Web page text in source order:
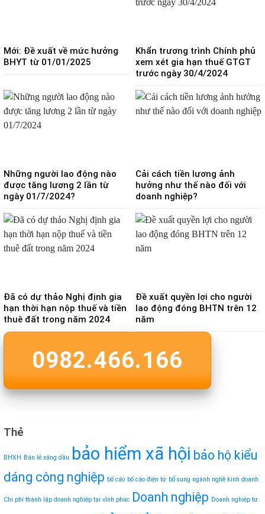
Mới: Đề xuất về mức hưởng
BHYT từ 01/01/2025
Khẩn trương trình Chính phủ
xem xét gia hạn thuế GTGT
trước ngày 30/4/2024
Những người lao động nào
được tăng lương 2 lần từ
ngày 01/7/2024?
Cải cách tiền lương ảnh
hưởng như thế nào đối với
doanh nghiệp?
Đã có dự thảo Nghị định gia
hạn thời hạn nộp thuế và tiền
thuê đất trong năm 2024
Đề xuất quyền lợi cho người
lao động đóng BHTN trên 12
năm
0982.466.166
Thẻ
BHXH Bán lẻ xăng dầu bảo hiểm xã hội bảo hộ kiểu
dáng công nghiệp bố cáo bố cáo điện tử bổ sung ngành nghề kinh doanh
Chi phí thành lập doanh nghiệp tại vĩnh phúc Doanh nghiệp Doanh nghiệp tư